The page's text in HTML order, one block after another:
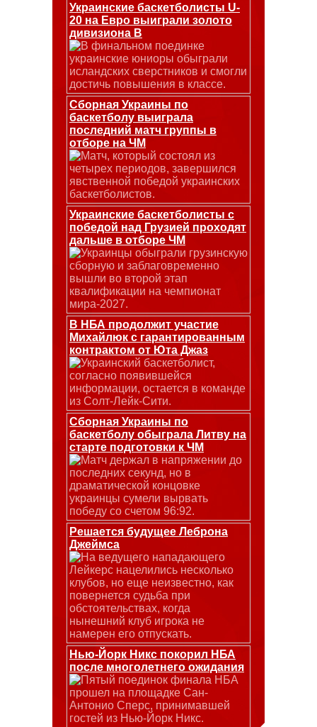
Украинские баскетболисты U-
20 на Евро выиграли золото
дивизиона В
В финальном поединке
украинские юниоры обыграли
исландских сверстников и смогли
достичь повышения в классе.
Сборная Украины по
баскетболу выиграла
последний матч группы в
отборе на ЧМ
Матч, который состоял из
четырех периодов, завершился
явственной победой украинских
баскетболистов.
Украинские баскетболисты с
победой над Грузией проходят
дальше в отборе ЧМ
Украинцы обыграли грузинскую
сборную и заблаговременно
вышли во второй этап
квалификации на чемпионат
мира-2027.
В НБА продолжит участие
Михайлюк с гарантированным
контрактом от Юта Джаз
Украинский баскетболист,
согласно появившейся
информации, остается в команде
из Солт-Лейк-Сити.
Сборная Украины по
баскетболу обыграла Литву на
старте подготовки к ЧМ
Матч держал в напряжении до
последних секунд, но в
драматической концовке
украинцы сумели вырвать
победу со счетом 96:92.
Решается будущее Леброна
Джеймса
На ведущего нападающего
Лейкерс нацелились несколько
клубов, но еще неизвестно, как
повернется судьба при
обстоятельствах, когда
нынешний клуб игрока не
намерен его отпускать.
Нью-Йорк Никс покорил НБА
после многолетнего ожидания
Пятый поединок финала НБА
прошел на площадке Сан-
Антонио Сперс, принимавшей
гостей из Нью-Йорк Никс.